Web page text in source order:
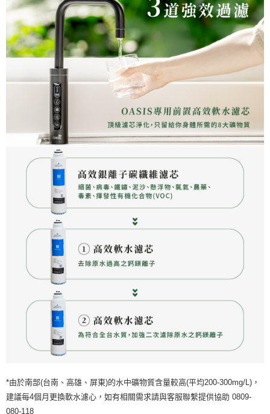
*由於南部(台南、高雄、屏東)的水中礦物質含量較高(平均200-300mg/L)，
建議每4個月更換軟水濾心，如有相關需求請與客服聯繫提供協助 0809-
080-118